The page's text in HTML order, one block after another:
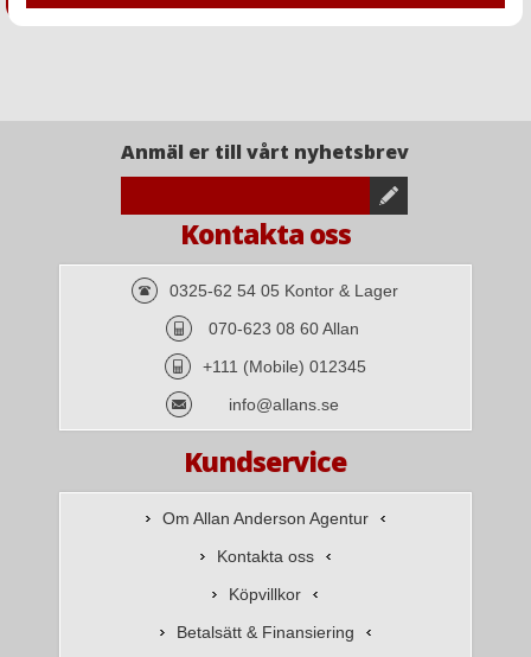
Anmäl er till vårt nyhetsbrev
Kontakta oss
0325-62 54 05 Kontor & Lager
070-623 08 60 Allan
+111 (Mobile) 012345
info@allans.se
Kundservice
Om Allan Anderson Agentur
Kontakta oss
Köpvillkor
Betalsätt & Finansiering